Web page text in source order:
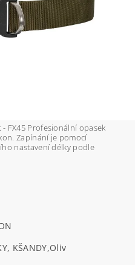
opasek
Zapínání je pomocí
nastavení délky podle
KŠANDY,Oliv